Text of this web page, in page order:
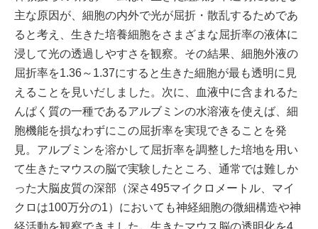
主な原因が、細胞の内外で光が屈折・散乱するためであ
ると考え、生きた培養細胞をさまざまな屈折率の液体に
浸して光の透過しやすさを観察。その結果、細胞外液の
屈折率を1.36～1.37にすると生きた細胞が最も透明に見
えることを見いだしました。次に、血液中に含まれるた
んぱく質の一種であるアルブミンの水溶液を使えば、細
胞機能を損なわずにこの屈折率を実現できることを発
見。アルブミンを溶かして屈折率を調整した培地を用い
て生きたマウスの脳で実験したところ、通常では難しか
った大脳皮質の深部（深さ495マイクロメートル、マイ
クロは100万分の1）においても神経細胞の微細構造や神
経活動を観察できました。生きたマウス脳の透明化を4